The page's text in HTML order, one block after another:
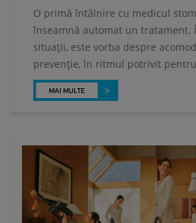
O primă întâlnire cu medicul
înseamnă automat un tratament.
situații, este vorba despre
prevenție, în ritmul potrivit
MAI MULTE